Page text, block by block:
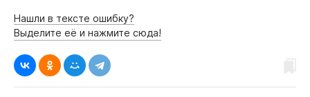
Нашли в тексте ошибку?
Выделите её и нажмите сюда!